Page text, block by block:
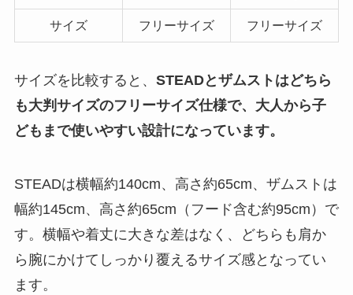
サイズ フリーサイズ フリーサイズ
サイズを比較すると、 STEADとザムストはどちら
も大判サイズのフリーサイズ仕様で、大人から子
どもまで使いやすい設計になっています。
STEADは横幅約140cm、高さ約65cm、ザムストは
幅約145cm、高さ約65cm（フード含む約95cm）で
す。横幅や着丈に大きな差はなく、どちらも肩か
ら腕にかけてしっかり覆えるサイズ感となってい
ます。